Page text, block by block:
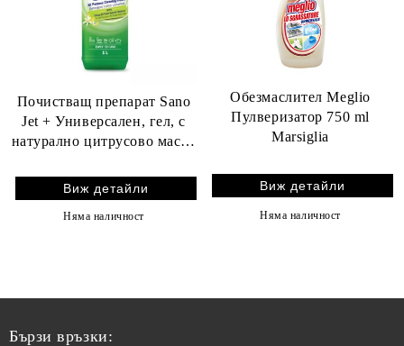
Почистващ препарат Sano
Jet + Универсален, гел, с
натурално цитрусово масло
Виж детайли
Няма наличност
Обезмаслител Meglio
Пулверизатор 750 ml
Marsiglia
Виж детайли
Няма наличност
Бързи връзки: